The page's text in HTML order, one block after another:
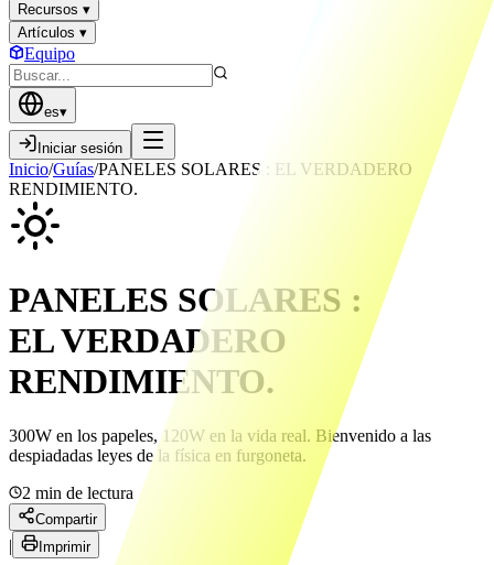
Recursos ▾
Artículos ▾
Equipo
es▾
Iniciar sesión
Inicio/Guías/PANELES SOLARES : EL VERDADERO
RENDIMIENTO.
PANELES SOLARES :
EL VERDADERO
RENDIMIENTO.
300W en los papeles, 120W en la vida real. Bienvenido a las
despiadadas leyes de la física en furgoneta.
2 min de lectura
Compartir
| Imprimir